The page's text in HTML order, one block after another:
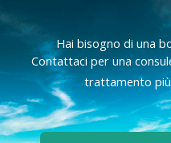
Hai bisogno di una
Contattaci per una
trattamento